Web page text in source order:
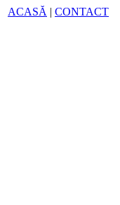
ACASĂ | CONTACT